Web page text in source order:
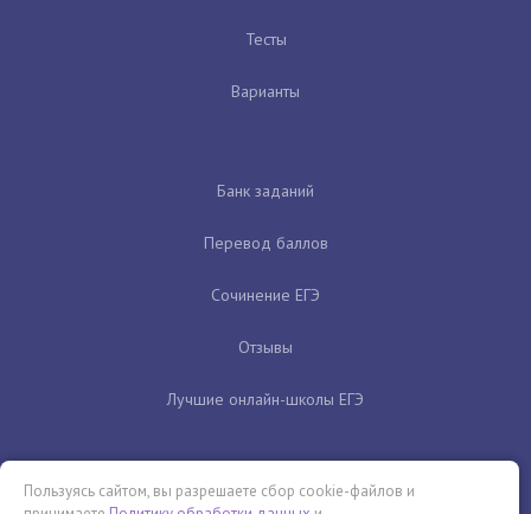
Тесты
Варианты
Банк заданий
Перевод баллов
Сочинение ЕГЭ
Отзывы
Лучшие онлайн-школы ЕГЭ
Пользуясь сайтом, вы разрешаете сбор cookie-файлов и